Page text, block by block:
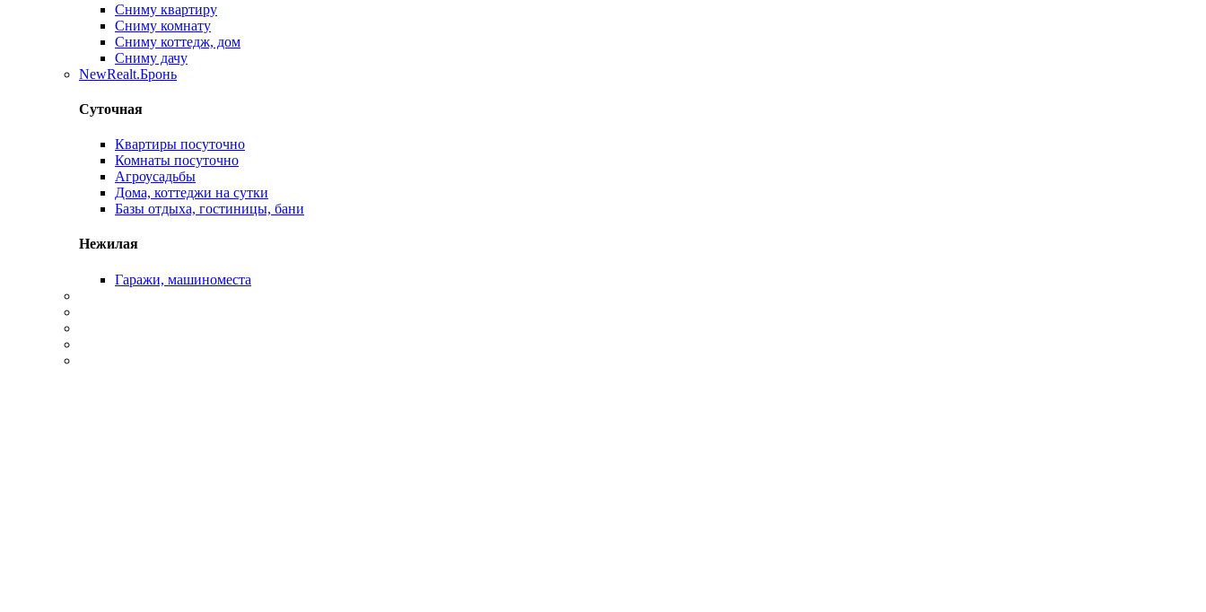
Сниму квартиру
Сниму комнату
Сниму коттедж, дом
Сниму дачу
NewRealt.Бронь
Суточная
Квартиры посуточно
Комнаты посуточно
Агроусадьбы
Дома, коттеджи на сутки
Базы отдыха, гостиницы, бани
Нежилая
Гаражи, машиноместа